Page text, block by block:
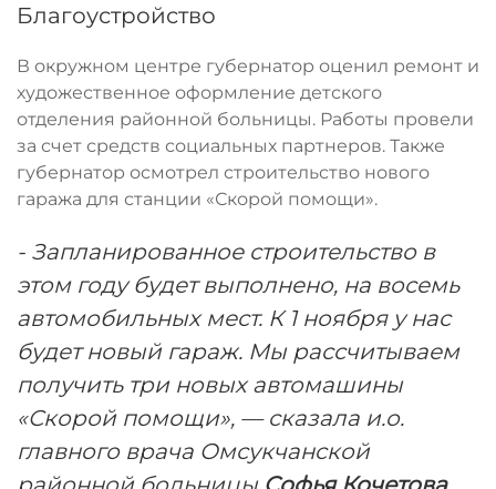
Благоустройство
В окружном центре губернатор оценил ремонт и
художественное оформление детского
отделения районной больницы. Работы провели
за счет средств социальных партнеров. Также
губернатор осмотрел строительство нового
гаража для станции «Скорой помощи».
- Запланированное строительство в
этом году будет выполнено, на восемь
автомобильных мест. К 1 ноября у нас
будет новый гараж. Мы рассчитываем
получить три новых автомашины
«Скорой помощи», — сказала и.о.
главного врача Омсукчанской